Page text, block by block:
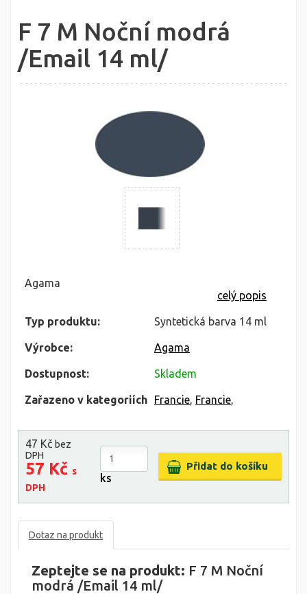
F 7 M Noční modrá
/Email 14 ml/
Agama
celý popis
Typ produktu: Syntetická barva 14 ml
Výrobce: Agama
Dostupnost: Skladem
Zařazeno v kategoriích Francie, Francie,
47 Kč bez
DPH
57 Kč s
DPH
ks
Dotaz na produkt
Zeptejte se na produkt: F 7 M Noční
modrá /Email 14 ml/